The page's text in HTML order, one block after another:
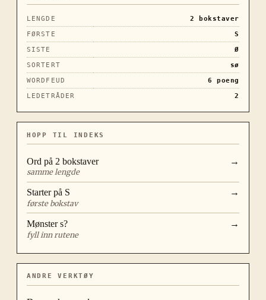
LENGDE 2
bokstaver
FØRSTE
S
SISTE
Ø
SORTERT
sø
WORDFEUD
6
poeng
LEDETRÅDER
2
HOPP TIL INDEKS
Ord på 2 bokstaver
samme lengde
→
Starter på S
første bokstav
→
Mønsters?
fyll inn rutene
→
ANDRE VERKTØY